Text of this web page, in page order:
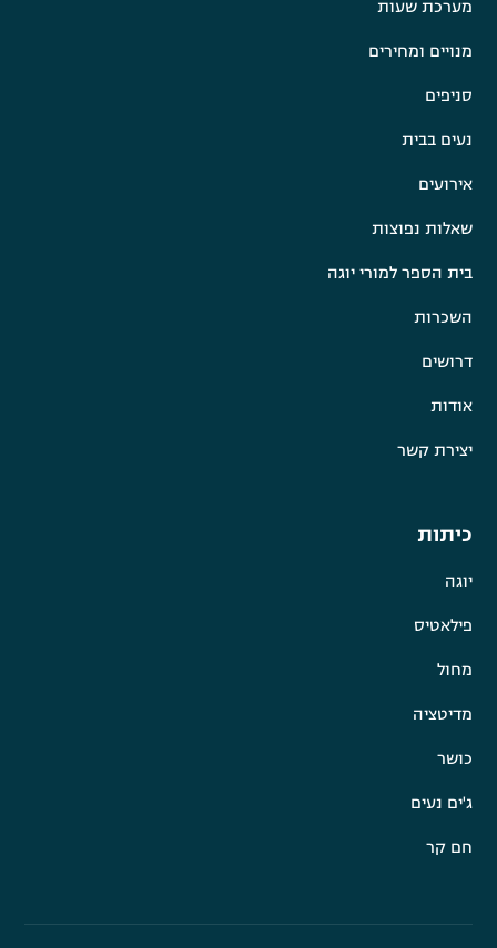
מערכת שעות
מנויים ומחירים
סניפים
נעים בבית
אירועים
שאלות נפוצות
בית הספר למורי יוגה
השכרות
דרושים
אודות
יצירת קשר
כיתות
יוגה
פילאטיס
מחול
מדיטציה
כושר
ג'ים נעים
חם קר